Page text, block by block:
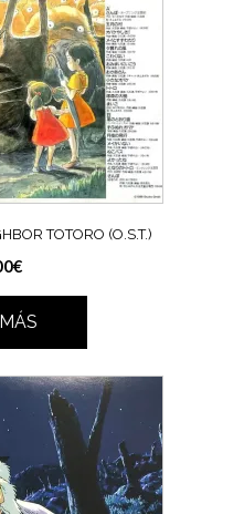
TOTORO (O.S.T.)
€